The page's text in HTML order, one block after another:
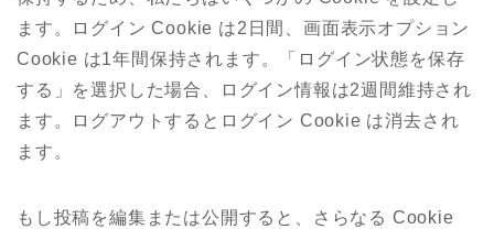
ます。ログイン Cookie は2日間、画面表示オプション
Cookie は1年間保持されます。「ログイン状態を保存
する」を選択した場合、ログイン情報は2週間維持され
ます。ログアウトするとログイン Cookie は消去され
ます。
もし投稿を編集または公開すると、さらなる Cookie